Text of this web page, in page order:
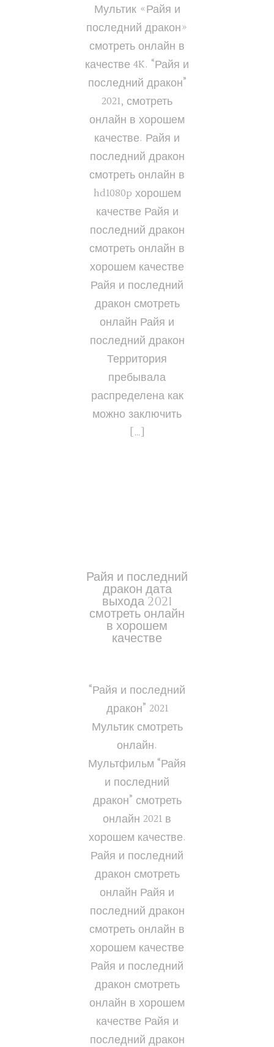
Мультик «Райя и
последний дракон»
смотреть онлайн в
качестве 4K. “Райя и
последний дракон”
2021, смотреть
онлайн в хорошем
качестве. Райя и
последний дракон
смотреть онлайн в
hd1080p хорошем
качестве Райя и
последний дракон
смотреть онлайн в
хорошем качестве
Райя и последний
дракон смотреть
онлайн Райя и
последний дракон
Территория
пребывала
распределена как
можно заключить
[…]
Райя и последний
дракон дата
выхода 2021
смотреть онлайн
в хорошем
качестве
“Райя и последний
дракон” 2021
Мультик смотреть
онлайн.
Мультфильм “Райя
и последний
дракон” смотреть
онлайн 2021 в
хорошем качестве.
Райя и последний
дракон смотреть
онлайн Райя и
последний дракон
смотреть онлайн в
хорошем качестве
Райя и последний
дракон смотреть
онлайн в хорошем
качестве Райя и
последний дракон